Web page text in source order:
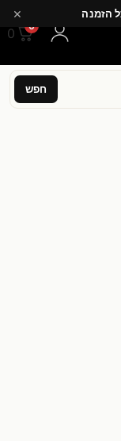
0
0.00
חפש
הזמנה ×